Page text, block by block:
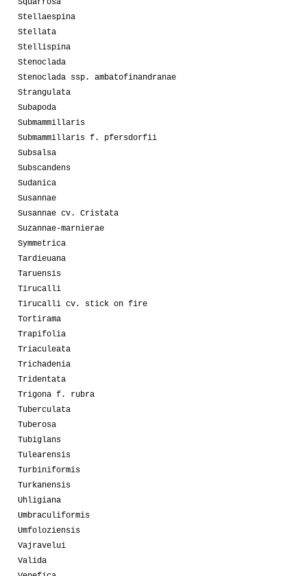
Squarrosa
Stellaespina
Stellata
Stellispina
Stenoclada
Stenoclada ssp. ambatofinandranae
Strangulata
Subapoda
Submammillaris
Submammillaris f. pfersdorfii
Subsalsa
Subscandens
Sudanica
Susannae
Susannae cv. Cristata
Suzannae-marnierae
Symmetrica
Tardieuana
Taruensis
Tirucalli
Tirucalli cv. stick on fire
Tortirama
Trapifolia
Triaculeata
Trichadenia
Tridentata
Trigona f. rubra
Tuberculata
Tuberosa
Tubiglans
Tulearensis
Turbiniformis
Turkanensis
Uhligiana
Umbraculiformis
Umfoloziensis
Vajravelui
Valida